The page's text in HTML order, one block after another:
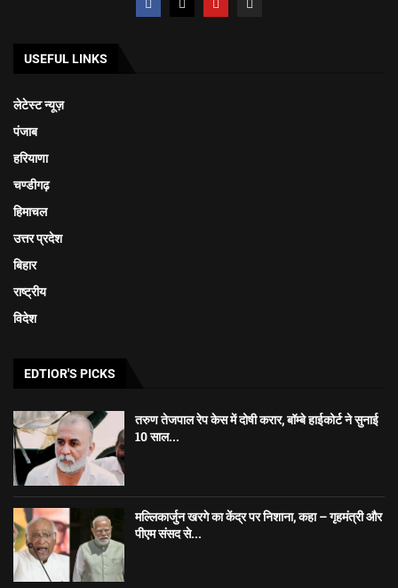
USEFUL LINKS
लेटेस्ट न्यूज़
पंजाब
हरियाणा
चण्डीगढ़
हिमाचल
उत्तर प्रदेश
बिहार
राष्ट्रीय
विदेश
EDTIOR'S PICKS
तरुण तेजपाल रेप केस में दोषी करार, बॉम्बे हाईकोर्ट ने सुनाई
10 साल...
मल्लिकार्जुन खरगे का केंद्र पर निशाना, कहा – गृहमंत्री और
पीएम संसद से...